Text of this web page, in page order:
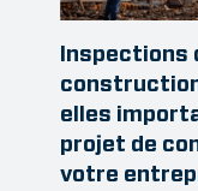
Inspections
elles
projet de
votre